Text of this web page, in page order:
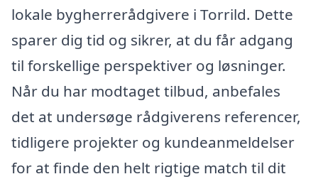
lokale bygherrerådgivere i Torrild. Dette
sparer dig tid og sikrer, at du får adgang
til forskellige perspektiver og løsninger.
Når du har modtaget tilbud, anbefales
det at undersøge rådgiverens referencer,
tidligere projekter og kundeanmeldelser
for at finde den helt rigtige match til dit